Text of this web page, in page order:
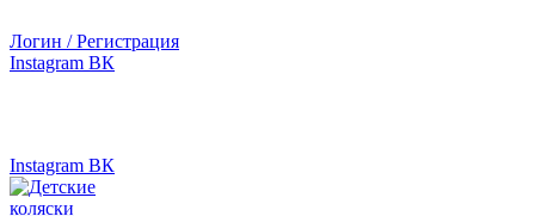
Логин / Регистрация
Instagram ВК
Instagram ВК